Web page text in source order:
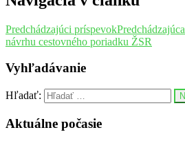
Predchádzajúci príspevokPredchádzajúca
návrhu cestovného poriadku ŽSR
Vyhľadávanie
Hľadať:
Aktuálne počasie